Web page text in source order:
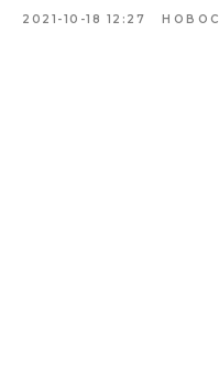
2021-10-18 12:27